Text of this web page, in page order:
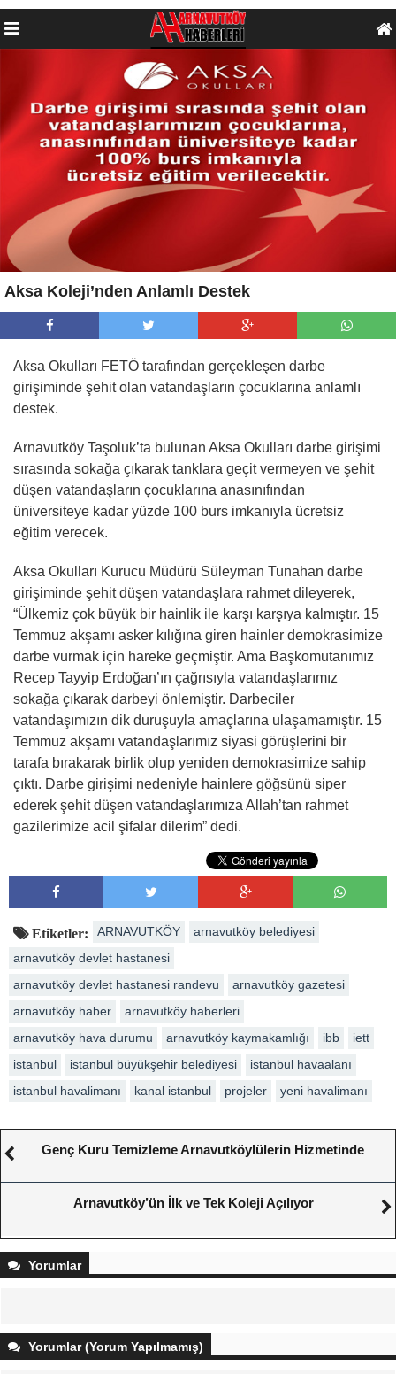
Aksa Koleji’nden Anlamlı Destek
Aksa Okulları FETÖ tarafından gerçekleşen darbe
girişiminde şehit olan vatandaşların çocuklarına anlamlı
destek.
Arnavutköy Taşoluk’ta bulunan Aksa Okulları darbe girişimi
sırasında sokağa çıkarak tanklara geçit vermeyen ve şehit
düşen vatandaşların çocuklarına anasınıfından
üniversiteye kadar yüzde 100 burs imkanıyla ücretsiz
eğitim verecek.
Aksa Okulları Kurucu Müdürü Süleyman Tunahan darbe
girişiminde şehit düşen vatandaşlara rahmet dileyerek,
“Ülkemiz çok büyük bir hainlik ile karşı karşıya kalmıştır. 15
Temmuz akşamı asker kılığına giren hainler demokrasimize
darbe vurmak için hareke geçmiştir. Ama Başkomutanımız
Recep Tayyip Erdoğan’ın çağrısıyla vatandaşlarımız
sokağa çıkarak darbeyi önlemiştir. Darbeciler
vatandaşımızın dik duruşuyla amaçlarına ulaşamamıştır. 15
Temmuz akşamı vatandaşlarımız siyasi görüşlerini bir
tarafa bırakarak birlik olup yeniden demokrasimize sahip
çıktı. Darbe girişimi nedeniyle hainlere göğsünü siper
ederek şehit düşen vatandaşlarımıza Allah’tan rahmet
gazilerimize acil şifalar dilerim” dedi.
Etiketler: ARNAVUTKÖY
arnavutköy belediyesi
arnavutköy devlet hastanesi
arnavutköy devlet hastanesi randevu
arnavutköy gazetesi
arnavutköy haber
arnavutköy haberleri
arnavutköy hava durumu
arnavutköy kaymakamlığı ibb
iett
istanbul
istanbul büyükşehir belediyesi
istanbul havaalanı
istanbul havalimanı
kanal istanbul projeler yeni havalimanı
Genç Kuru Temizleme Arnavutköylülerin Hizmetinde
Arnavutköy’ün İlk ve Tek Koleji Açılıyor
Yorumlar
Yorumlar (Yorum Yapılmamış)